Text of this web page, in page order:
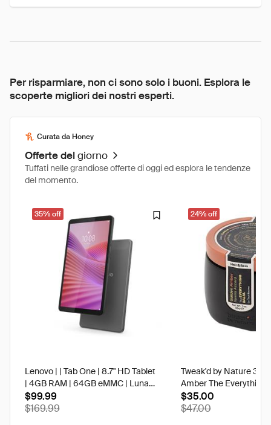
Per risparmiare, non ci sono solo i buoni. Esplora le
scoperte migliori dei nostri esperti.
Curata da Honey
Offerte delgiorno
Tuffati nelle grandiose offerte di oggi ed esplora le tendenze
del momento.
35% off
Lenovo | | Tab One | 8.7" HD Tablet
| 4GB RAM | 64GB eMMC | Luna
Grey | Best Buy
$99.99
$169.99
24% off
Tweak'd by Nature 3
Amber The Everything
$35.00
$47.00